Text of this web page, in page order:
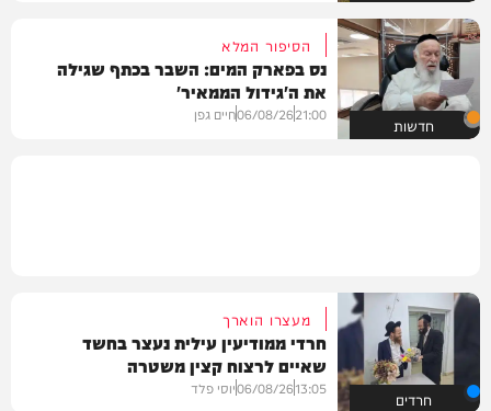
חדשות
הסיפור המלא
נס בפארק המים: השבר בכתף שגילה
את ה'גידול הממאיר'
21:00
06/08/26חיים גפן
חרדים
מעצרו הוארך
חרדי ממודיעין עילית נעצר בחשד
שאיים לרצוח קצין משטרה
13:05
06/08/26יוסי פלד